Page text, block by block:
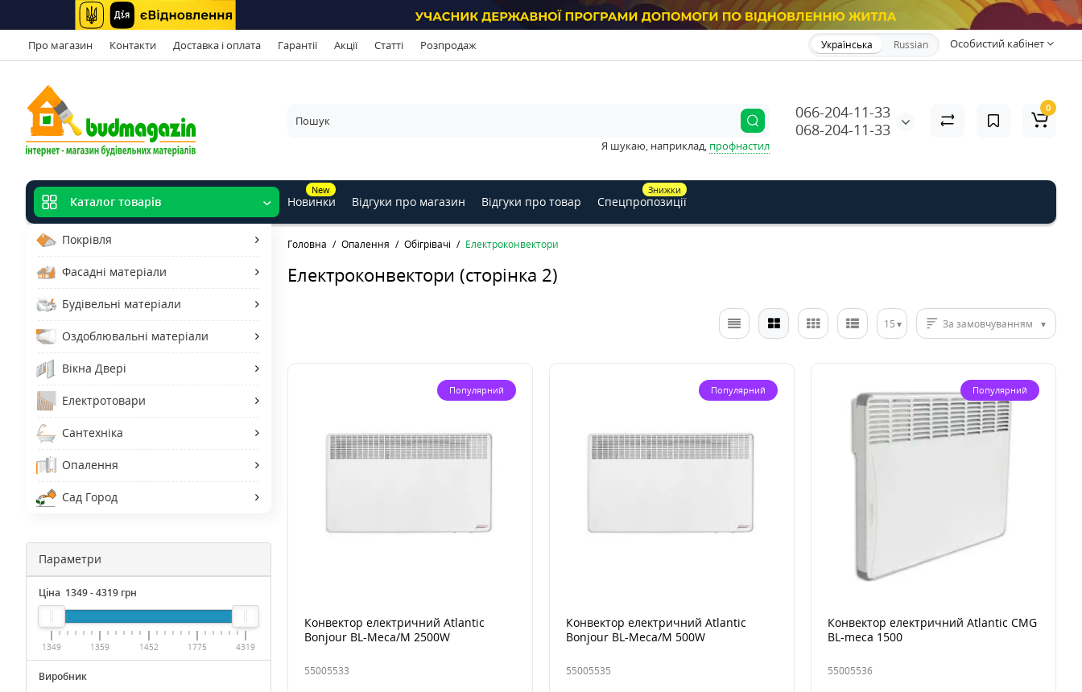
Про магазин Контакти Доставка і оплата Гарантії Акції Статті Розпродаж Особистий кабінет
Українська Russian
066-204-11-33
068-204-11-33
Я шукаю, наприклад, профнастил
0
Головна Опалення Обігрівачі Електроконвектори
Електроконвектори (сторінка 2)
15 За замовчуванням
Популярний
Конвектор електричний Atlantic
Bonjour BL-Meca/M 2500W
55005533
Популярний
Конвектор електричний Atlantic
Bonjour BL-Meca/M 500W
55005535
Популярний
Конвектор електричний Atlantic CMG
BL-meca 1500
55005536
Параметри
Ціна 1349-4319 грн
1349 1359 1452 1775 4319
Виробник
Каталог товарів
Покрівля
Фасадні матеріали
Будівельні матеріали
Оздоблювальні матеріали
Вікна Двері
Електротовари
Сантехніка
Опалення
Сад Город
New
Новинки Відгуки про магазин Відгуки про товар
Знижки
Спецпропозиції